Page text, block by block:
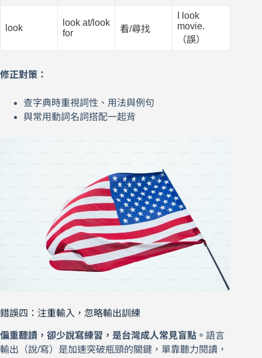
look
look at/look
for
看/尋找
I look
movie.
（誤）
修正對策：
查字典時重視詞性、用法與例句
與常用動詞名詞搭配一起背
錯誤四：注重輸入，忽略輸出訓練
偏重聽讀，卻少說寫練習，是台灣成人常見盲點。 語言
輸出（說/寫）是加速突破瓶頸的關鍵，單靠聽力閱讀，